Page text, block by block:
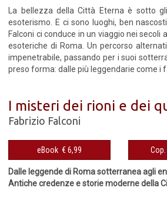
La bellezza della Città Eterna è sotto
esoterismo. E ci sono luoghi, ben
Falconi ci conduce in un viaggio nei
esoteriche di Roma. Un percorso
impenetrabile, passando per i suoi
preso forma: dalle più leggendarie come i
I misteri dei rioni e dei
Fabrizio Falconi
eBook € 6,99
Dalle leggende di Roma sotterranea agli
Antiche credenze e storie moderne della